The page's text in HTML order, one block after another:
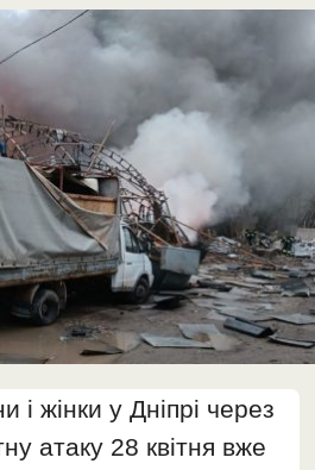
і жінки у Дніпрі через
атаку 28 квітня вже